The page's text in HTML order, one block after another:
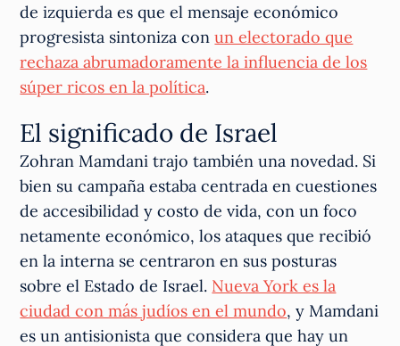
de izquierda es que el mensaje económico
progresista sintoniza conun electorado que
rechaza abrumadoramente la influencia de los
súper ricos en la política.
El significado de Israel
Zohran Mamdani trajo también una novedad. Si
bien su campaña estaba centrada en cuestiones
de accesibilidad y costo de vida, con un foco
netamente económico, los ataques que recibió
en la interna se centraron en sus posturas
sobre el Estado de Israel. Nueva York es la
ciudad con más judíos en el mundo, y Mamdani
es un antisionista que considera que hay un